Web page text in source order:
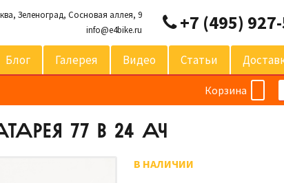
Зеленоград, Сосновая аллея, 9
info@e4bike.ru
+7 (495)
Блог Галерея Видео Статьи
Корзина
77 В 24 АЧ
В НАЛИЧИИ